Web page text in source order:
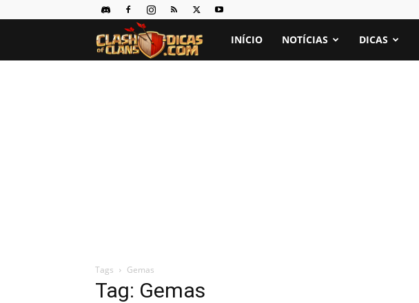
Clash
INÍCIO NOTÍCIAS DICAS
Tags Gemas
Tag: Gemas